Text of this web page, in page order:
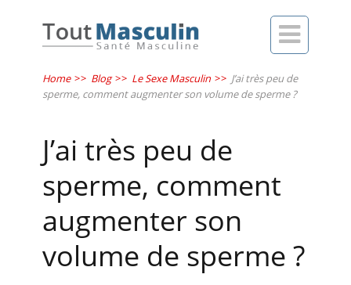

Home >> Blog >> Le Sexe Masculin >> J’ai très peu de
sperme, comment augmenter son volume de sperme ?
J’ai très peu de
sperme, comment
augmenter son
volume de sperme ?